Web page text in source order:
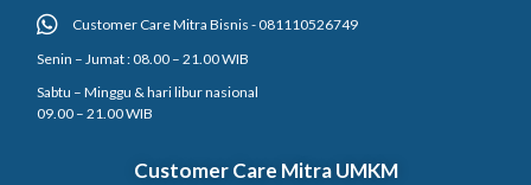
Customer Care Mitra Bisnis - 081110526749
Senin – Jumat : 08.00 – 21.00 WIB
Sabtu – Minggu & hari libur nasional
09.00 – 21.00 WIB
Customer Care Mitra UMKM